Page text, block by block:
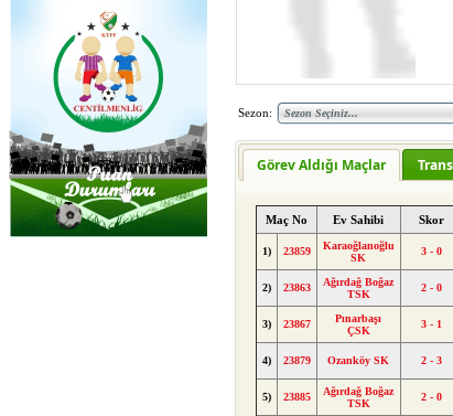
Sezon:
Görev Aldığı Maçlar
Maç No Ev Sahibi Skor
1) 23859
Karaoğlanoğlu
SK
3 - 0
2) 23863
Ağırdağ Boğaz
TSK
2 - 0
3) 23867
Pınarbaşı
ÇSK
3 - 1
4) 23879 Ozanköy SK 2 - 3
5) 23885
Ağırdağ Boğaz
TSK
2 - 0